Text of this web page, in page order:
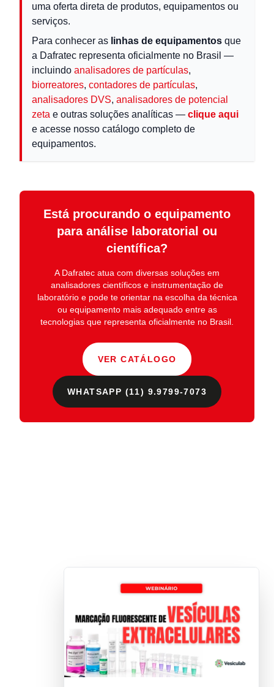
uma oferta direta de produtos, equipamentos ou
serviços.
Para conhecer as linhas de equipamentos que
a Dafratec representa oficialmente no Brasil —
incluindo analisadores de partículas,
biorreatores, contadores de partículas,
analisadores DVS, analisadores de potencial
zeta e outras soluções analíticas — clique aqui
e acesse nosso catálogo completo de
equipamentos.
Está procurando o equipamento
para análise laboratorial ou
científica?
A Dafratec atua com diversas soluções em
analisadores científicos e instrumentação de
laboratórioe pode te orientar na escolha da técnica
ou equipamento mais adequado entre as
tecnologias que representa oficialmente no Brasil.
VER CATÁLOGO
WHATSAPP (11) 9.9799-7073